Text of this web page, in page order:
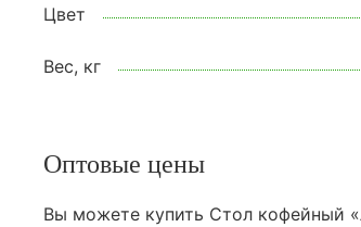
Цвет
Вес, кг
Оптовые цены
Вы можете купить Стол кофейный